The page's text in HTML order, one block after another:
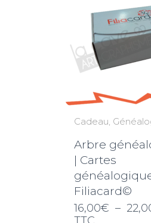
Cadeau
Arbre
| Cartes
Filiacard©
16,00€ –